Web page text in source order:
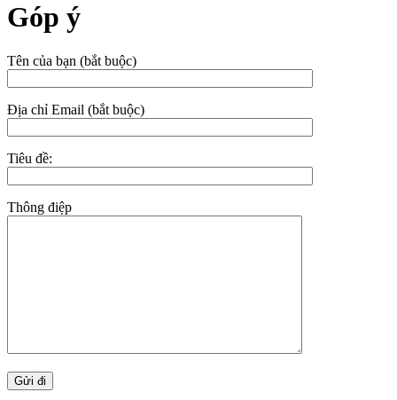
Góp ý
Tên của bạn (bắt buộc)
Địa chỉ Email (bắt buộc)
Tiêu đề:
Thông điệp